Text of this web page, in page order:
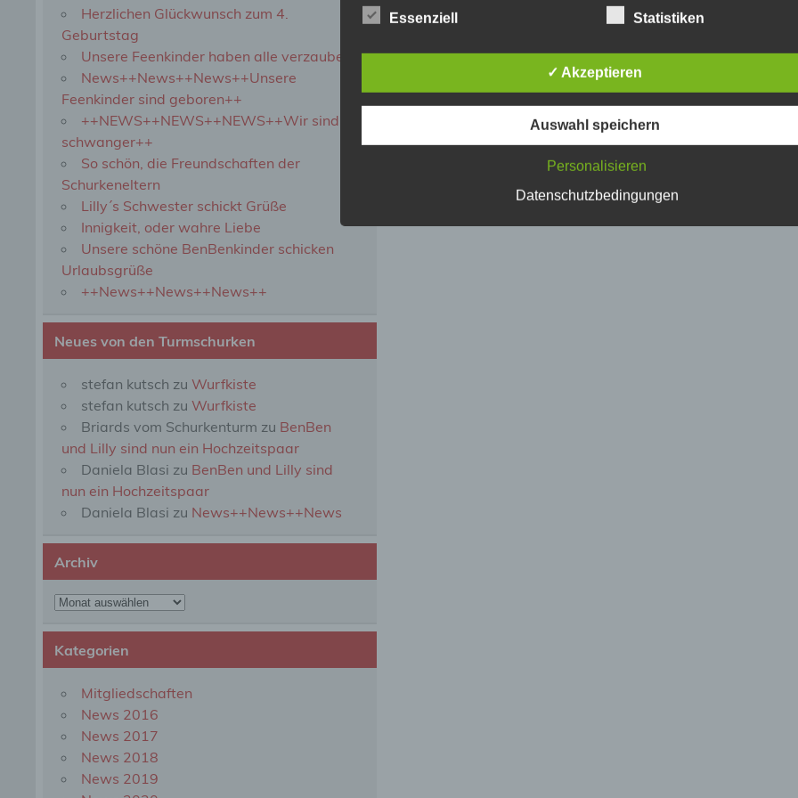
Herzlichen Glückwunsch zum 4.
Geburtstag
Unsere Feenkinder haben alle verzaubert
News++News++News++Unsere
Feenkinder sind geboren++
++NEWS++NEWS++NEWS++Wir sind
schwanger++
So schön, die Freundschaften der
Schurkeneltern
Lilly´s Schwester schickt Grüße
Innigkeit, oder wahre Liebe
Unsere schöne BenBenkinder schicken
Urlaubsgrüße
++News++News++News++
Neues von den Turmschurken
stefan kutsch zuWurfkiste
stefan kutsch zuWurfkiste
Briards vom Schurkenturm zu BenBen
und Lilly sind nun ein Hochzeitspaar
Daniela Blasi zu BenBen und Lilly sind
nun ein Hochzeitspaar
Daniela Blasi zu News++News++News
Archiv
Archiv
Kategorien
Mitgliedschaften
News 2016
News 2017
News 2018
News 2019
b) betroffene Person
Betroffene Person ist jede identifizierte oder identifizierbare
Person, deren personenbezogene Daten von dem für die Verarbeitung
Verantwortlichen verarbeitet werden.
c) Verarbeitung
Verarbeitung ist jeder mit oder ohne Hilfe automatisierter Verfahren
ausgeführte Vorgang oder jede solche Vorgangsreihe im
d) Einschränkung der Verarbeitung
Daten, die darin besteht, dass diese personenbezogenen Daten
Essenziell Statistiken
✓ Akzeptieren
Auswahl speichern
Personalisieren
Datenschutzbedingungen